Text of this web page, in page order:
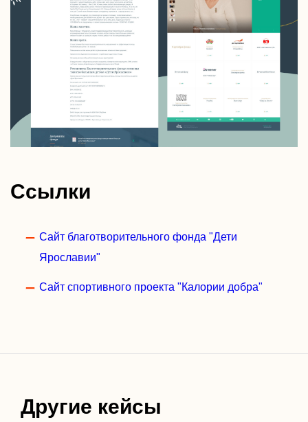
Ссылки
Сайт благотворительного фонда "Дети
Ярославии"
Сайт спортивного проекта "Калории добра"
Другие кейсы